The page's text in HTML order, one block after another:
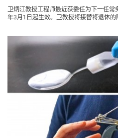
卫炳江教授工程师最近获委任为下一任
年3月1日起生效。卫教授将接替将退休